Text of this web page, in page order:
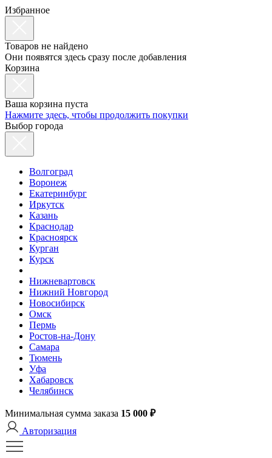
Избранное
Товаров не найдено
Они появятся здесь сразу после добавления
Корзина
Ваша корзина пуста
Нажмите здесь, чтобы продолжить покупки
Выбор города
Волгоград
Воронеж
Екатеринбург
Иркутск
Казань
Краснодар
Красноярск
Курган
Курск
Нижневартовск
Нижний Новгород
Новосибирск
Омск
Пермь
Ростов-на-Дону
Самара
Тюмень
Уфа
Хабаровск
Челябинск
Минимальная сумма заказа 15 000 ₽
Авторизация